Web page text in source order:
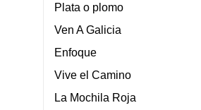
Plata o plomo
Ven A Galicia
Enfoque
Vive el Camino
La Mochila Roja